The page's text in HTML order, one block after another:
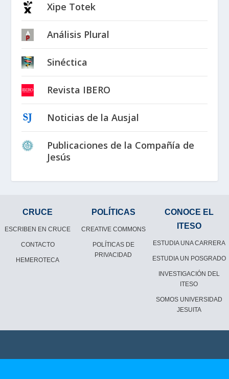
Xipe Totek
Análisis Plural
Sinéctica
Revista IBERO
Noticias de la Ausjal
Publicaciones de la Compañía de
Jesús
CRUCE
ESCRIBEN EN CRUCE
CONTACTO
HEMEROTECA
POLÍTICAS
CREATIVE COMMONS
POLÍTICAS DE
PRIVACIDAD
CONOCE EL
ITESO
ESTUDIA UNA CARRERA
ESTUDIA UN POSGRADO
INVESTIGACIÓN DEL
ITESO
SOMOS UNIVERSIDAD
JESUITA